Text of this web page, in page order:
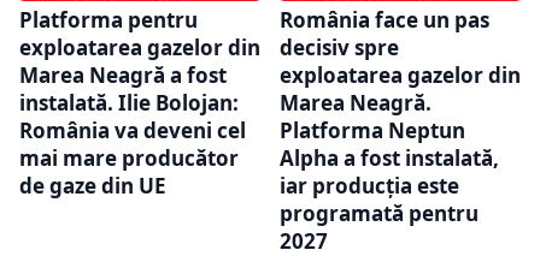
Platforma pentru
exploatarea gazelor din
Marea Neagră a fost
instalată. Ilie Bolojan:
România va deveni cel
mai mare producător
de gaze din UE
România face un pas
decisiv spre
exploatarea gazelor din
Marea Neagră.
Platforma Neptun
Alpha a fost instalată,
iar producția este
programată pentru
2027